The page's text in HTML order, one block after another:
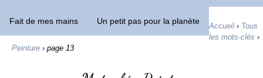
Fait de mes mains Un petit pas pour la planète
Accueil › Tous
les mots-clés ›
Peinture › page 13